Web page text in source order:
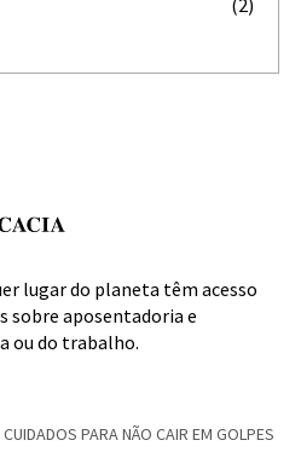
(2)
lugar do planeta têm acesso
sobre aposentadoria e
ou do trabalho.
PARA NÃO CAIR EM GOLPES